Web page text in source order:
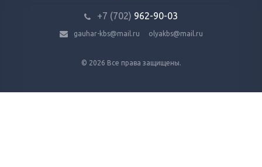
+7 (702) 962-90-03
gauhar-kbs@mail.ru olyakbs@mail.ru
© 2026 Все права защищены.